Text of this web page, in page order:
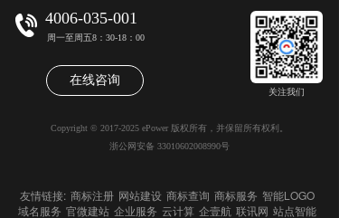
v
i
g
a
t
4006-035-001
周一至周五8：30-18：00
在线咨询
关注我们
Copyright © 2017-2025 ePower 版权所有，并保留所有权利。
浙公网安备 33010602008990号
友情链接: 商标注册 网站建设 商标查询 商标服务 智能LOGO
域名服务 官微建站 企业服务 云计算 企壹航 联讯网 站点智能